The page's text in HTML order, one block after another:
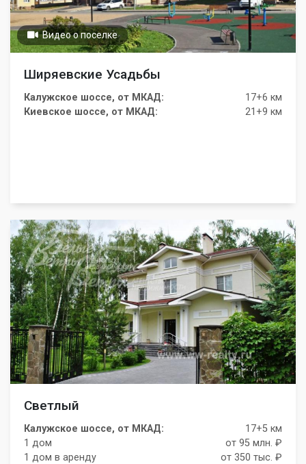
Видео о поселке
Ширяевские Усадьбы
Калужское шоссе, от МКАД:
17+6 км
Киевское шоссе, от МКАД:
21+9 км
Светлый
Калужское шоссе, от МКАД:
17+5 км
1 дом
от 95 млн. ₽
1 дом в аренду
от 350 тыс. ₽